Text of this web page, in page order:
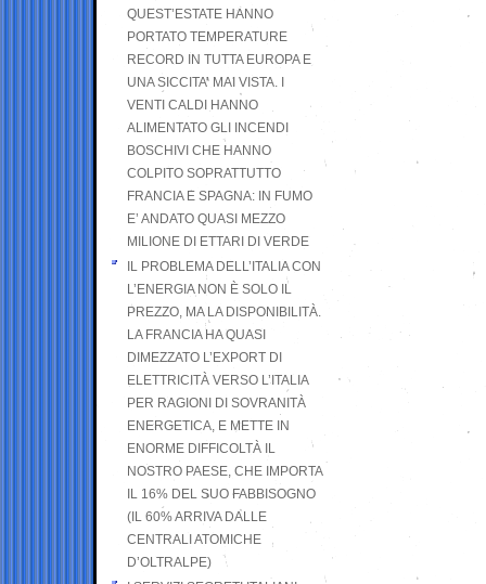
QUEST’ESTATE HANNO
PORTATO TEMPERATURE
RECORD IN TUTTA EUROPA E
UNA SICCITA’ MAI VISTA. I
VENTI CALDI HANNO
ALIMENTATO GLI INCENDI
BOSCHIVI CHE HANNO
COLPITO SOPRATTUTTO
FRANCIA E SPAGNA: IN FUMO
E’ ANDATO QUASI MEZZO
MILIONE DI ETTARI DI VERDE
IL PROBLEMA DELL’ITALIA CON
L’ENERGIA NON È SOLO IL
PREZZO, MA LA DISPONIBILITÀ.
LA FRANCIA HA QUASI
DIMEZZATO L’EXPORT DI
ELETTRICITÀ VERSO L’ITALIA
PER RAGIONI DI SOVRANITÀ
ENERGETICA, E METTE IN
ENORME DIFFICOLTÀ IL
NOSTRO PAESE, CHE IMPORTA
IL 16% DEL SUO FABBISOGNO
(IL 60% ARRIVA DALLE
CENTRALI ATOMICHE
D’OLTRALPE)